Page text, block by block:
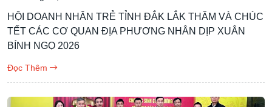
HỘI DOANH NHÂN TRẺ TỈNH ĐẮK LẮK THĂM VÀ CHÚC
TẾT CÁC CƠ QUAN ĐỊA PHƯƠNG NHÂN DỊP XUÂN
BÍNH NGỌ 2026
Đọc Thêm